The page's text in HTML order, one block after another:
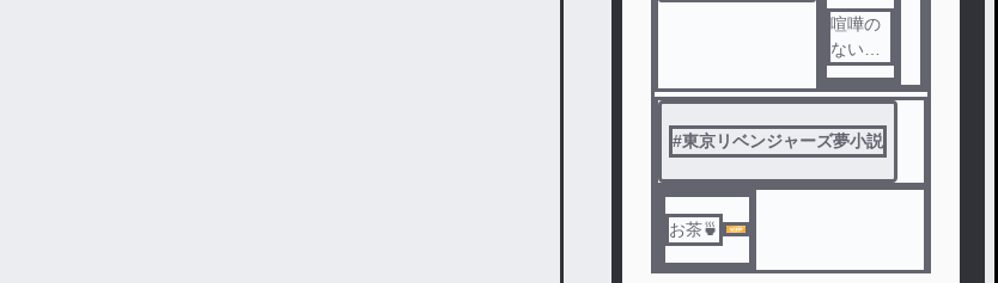
喧嘩の
ない平
和な高
校生活
#東京リベンジャーズ夢小説
お茶🍵